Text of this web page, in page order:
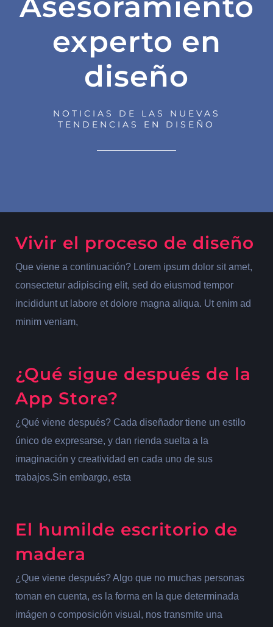
experto en
diseño
NOTICIAS DE LAS NUEVAS
TENDENCIAS EN DISEÑO
Vivir el proceso de diseño
Que viene a continuación? Lorem ipsum dolor sit amet,
consectetur adipiscing elit, sed do eiusmod tempor
incididunt ut labore et dolore magna aliqua. Ut enim ad
minim veniam,
¿Qué sigue después de la
App Store?
¿Qué viene después? Cada diseñador tiene un estilo
único de expresarse, y dan rienda suelta a la
imaginación y creatividad en cada uno de sus
trabajos.Sin embargo, esta
El humilde escritorio de
madera
¿Que viene después? Algo que no muchas personas
toman en cuenta, es la forma en la que determinada
imágen o composición visual, nos transmite una